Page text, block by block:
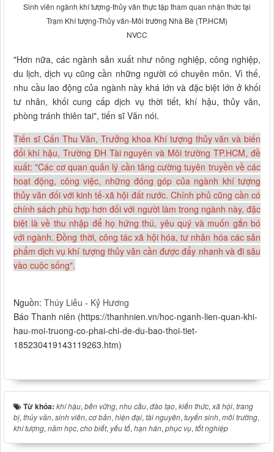
Sinh viên ngành khí tượng-thủy văn thực tập tham quan nhận thức tại
Trạm Khí tượng-Thủy văn-Môi trường Nhà Bè (TP.HCM)
NVCC
"Hơn nữa, các ngành sản xuất như nông nghiệp, công nghiệp,
du lịch, dịch vụ cũng cần những người có chuyên môn. Vì thế,
nhu cầu lao động của ngành này khá lớn và đặc biệt lớn ở khối
tư nhân, khối cung cấp dịch vụ thời tiết, khí hậu, thủy văn,
phòng tránh thiên tai", tiến sĩ Văn nói.
Tiến sĩ Cấn Thu Văn, Trưởng khoa Khí tượng thủy văn và biến
đổi khí hậu, Trường ĐH Tài nguyên và Môi trường TP.HCM, đề
xuất: "Các cơ quan quản lý cần tăng cường tuyên truyền về các
hoạt động, công việc, những đóng góp của ngành khí tượng
thủy văn đối với kinh tế-xã hội đất nước. Chính phủ cũng cần có
chính sách phù hợp hơn đối với người làm trong ngành này, đặc
biệt là về thu nhập để họ hứng thú, yêu quý và muốn gắn bó
với ngành. Đồng thời, công tác xã hội hóa, tư nhân hóa các sản
phẩm dịch vụ khí tượng thủy văn cần được đẩy nhanh và đi sâu
vào cuộc sống".
Nguồn: Thúy Liễu - Kỷ Hương
Báo Thanh niên (https://thanhnien.vn/hoc-nganh-lien-quan-khi-
hau-moi-truong-co-phai-chi-de-du-bao-thoi-tiet-
185230419143119263.htm)
Từ khóa: khí hậu, bền vững, nhu cầu, đào tạo, kiến thức, xã hội, trang
bị, thủy văn, sinh viên, cơ bản, hiện đại, tài nguyên, tuyển sinh, môi trường,
khí tượng, năm học, cho biết, yếu tố, hạn hán, phục vụ, tốt nghiệp